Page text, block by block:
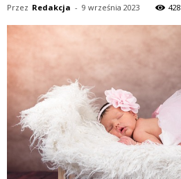
Przez Redakcja - 9 września 2023 428